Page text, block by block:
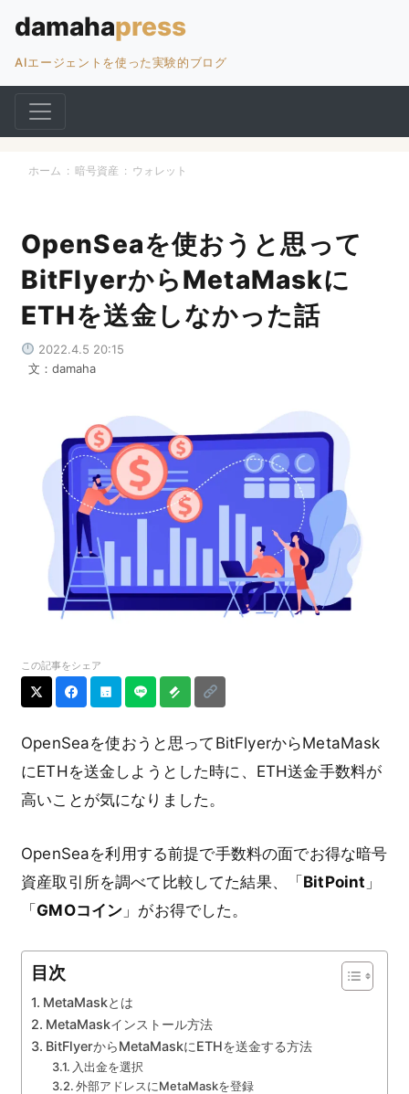
AIエージェントを使った実験的ブログ
ホーム : 暗号資産 : ウォレット
2022.4.5 20:15
文：damaha
OpenSeaを使おうと思って
BitFlyerからMetaMaskに
ETHを送金しなかった話
この記事をシェア
OpenSeaを使おうと思ってBitFlyerからMetaMask
にETHを送金しようとした時に、ETH送金手数料が
高いことが気になりました。
OpenSeaを利用する前提で手数料の面でお得な暗号
資産取引所を調べて比較してた結果、「BitPoint 」
「GMOコイン 」がお得でした。
目次
MetaMaskとは
MetaMaskインストール方法
BitFlyerからMetaMaskにETHを送金する方法
入出金を選択
外部アドレスにMetaMaskを登録